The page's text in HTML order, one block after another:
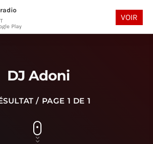
play_arrow
DJ Adoni
/ PAGE 1 DE 1
Play
VOIR